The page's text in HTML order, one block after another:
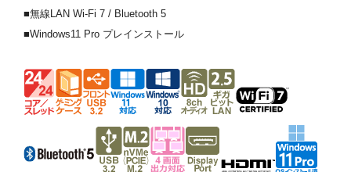
■無線LAN Wi-Fi 7 / Bluetooth 5
■Windows11 Pro プレインストール